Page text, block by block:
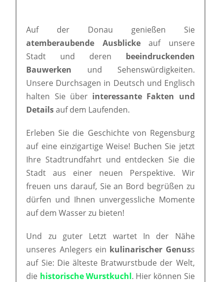
Auf der Donau genießen Sie
atemberaubende Ausblickeauf unsere
Stadt und deren beeindruckenden
Bauwerken und Sehenswürdigkeiten.
Unsere Durchsagen in Deutsch und Englisch
halten Sie über interessante Fakten und
Detailsauf dem Laufenden.
Erleben Sie die Geschichte von Regensburg
auf eine einzigartige Weise! Buchen Sie jetzt
Ihre Stadtrundfahrt und entdecken Sie die
Stadt aus einer neuen Perspektive. Wir
freuen uns darauf, Sie an Bord begrüßen zu
dürfen und Ihnen unvergessliche Momente
auf dem Wasser zu bieten!
Und zu guter Letzt wartet In der Nähe
unseres Anlegers ein kulinarischer Genuss
auf Sie: Die älteste Bratwurstbude der Welt,
die historische Wurstkuchl. Hier können Sie